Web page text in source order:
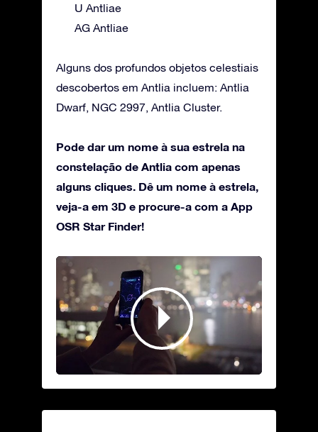
U Antliae
AG Antliae
Alguns dos profundos objetos celestiais
descobertos em Antlia incluem: Antlia
Dwarf, NGC 2997, Antlia Cluster.
Pode dar um nome à sua estrela na
constelação de Antlia com apenas
alguns cliques. Dê um nome à estrela,
veja-a em 3D e procure-a com a App
OSR Star Finder!